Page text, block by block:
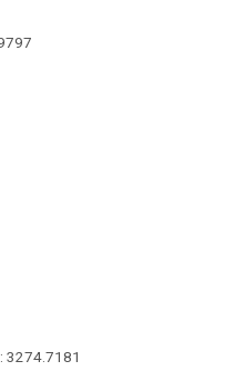
3274.7181